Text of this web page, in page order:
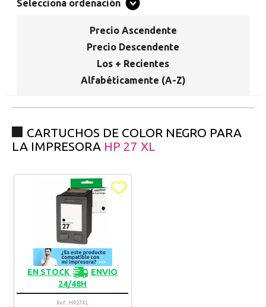
boletin de noticias
Ventajas para miembros
consumibles e informática.
Selecciona ordenación
Precio Ascendente
Precio Descendente
Los + Recientes
Alfabéticamente (A-Z)
CARTUCHOS DE COLOR NEGRO PARA
LA IMPRESORA HP 27 XL
EN STOCK
ENVIO
24/48H
Ref.: HP27XL